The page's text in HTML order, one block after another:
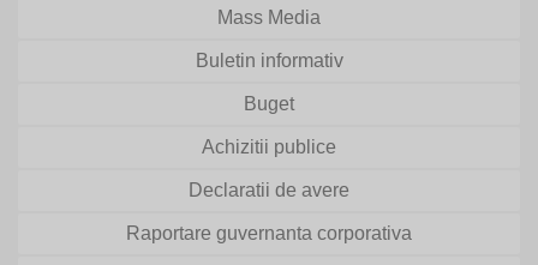
Mass Media
Buletin informativ
Buget
Achizitii publice
Declaratii de avere
Raportare guvernanta corporativa